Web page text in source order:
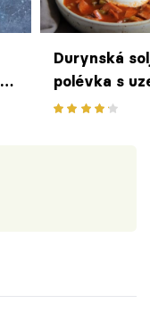
Durynská
polévka s
klobásou a